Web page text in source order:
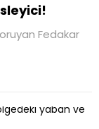
Fedakar